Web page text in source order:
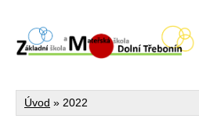
Úvod » 2022